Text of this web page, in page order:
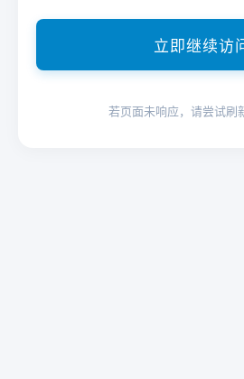
立即继续访
若页面未响应，请尝试刷